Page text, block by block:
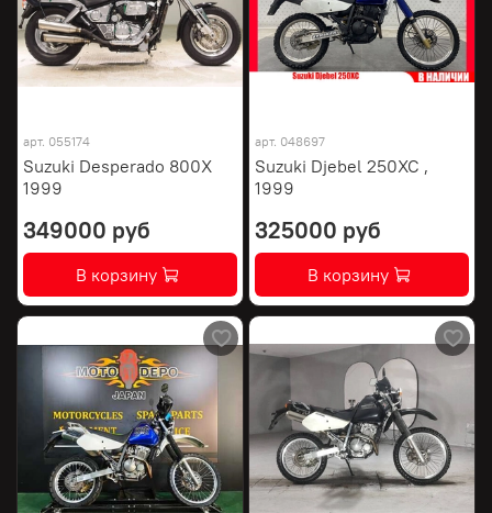
арт. 055174
Suzuki Desperado 800X
1999
349000 руб
В корзину
арт. 048697
Suzuki Djebel 250XC ,
1999
325000 руб
В корзину